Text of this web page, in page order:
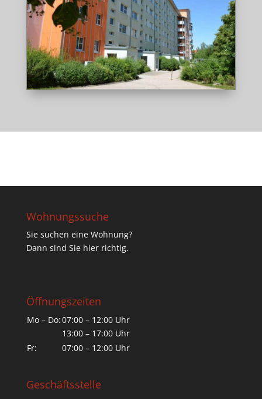
Wohnungssuche
Sie suchen eine Wohnung?
Dann sind Sie hier richtig.
Öffnungszeiten
Mo – Do:07:00 – 12:00 Uhr
13:00 – 17:00 Uhr
Fr:
07:00 – 12:00 Uhr
Geschäftsstelle